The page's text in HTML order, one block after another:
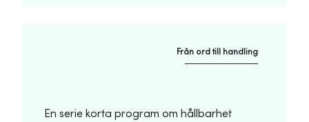
Från ord till handling
En serie korta program om hållbarhet